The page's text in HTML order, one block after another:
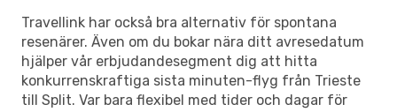
Travellink har också bra alternativ för spontana
resenärer. Även om du bokar nära ditt avresedatum
hjälper vår erbjudandesegment dig att hitta
konkurrenskraftiga sista minuten-flyg från Trieste
till Split. Var bara flexibel med tider och dagar för